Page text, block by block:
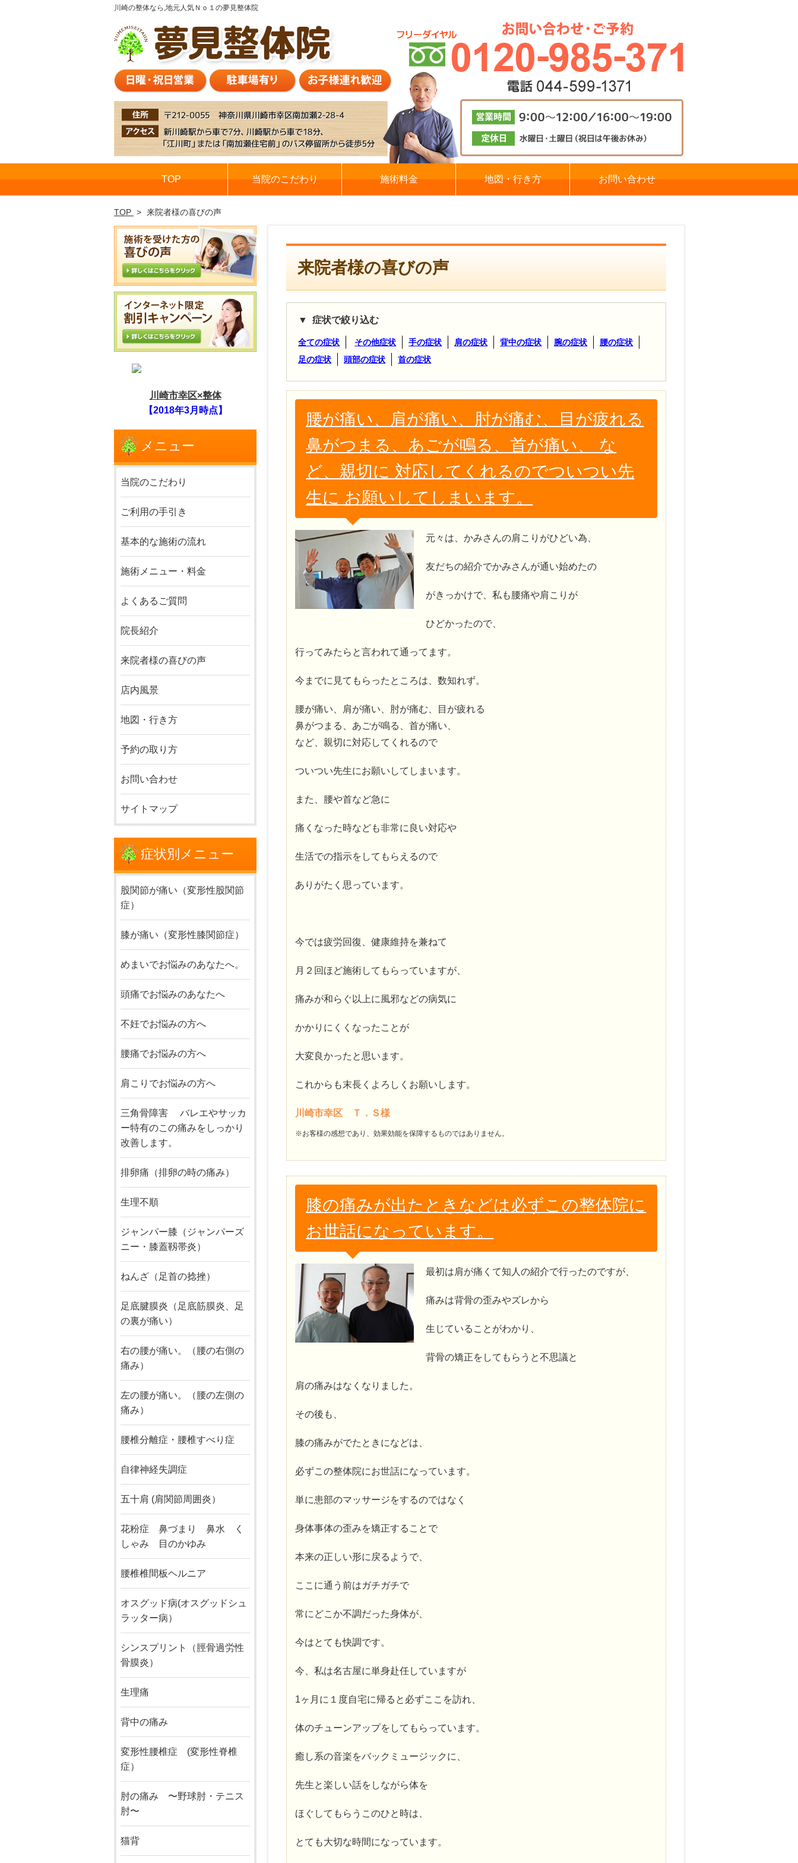
川崎の整体なら,地元人気Ｎｏ１の夢見整体院
TOP 当院のこだわり 施術料金 地図・行き方 お問い合わせ
TOP 来院者様の喜びの声
来院者様の喜びの声
症状で絞り込む
全ての症状 その他症状 手の症状 肩の症状 背中の症状 腕の症状
腰の症状
足の症状
頭部の症状 首の症状
腰が痛い、肩が痛い、肘が痛む、目が疲れる
鼻がつまる、あごが鳴る、首が痛い、 な
ど、親切に 対応してくれるのでついつい先
生に お願いしてしまいます。
元々は、かみさんの肩こりがひどい為、
友だちの紹介でかみさんが通い始めたの
がきっかけで、私も腰痛や肩こりが
ひどかったので、
行ってみたらと言われて通ってます。
今までに見てもらったところは、数知れず。
腰が痛い、肩が痛い、肘が痛む、目が疲れる
鼻がつまる、あごが鳴る、首が痛い、
など、親切に対応してくれるので
ついつい先生にお願いしてしまいます。
また、腰や首など急に
痛くなった時なども非常に良い対応や
生活での指示をしてもらえるので
ありがたく思っています。
今では疲労回復、健康維持を兼ねて
月２回ほど施術してもらっていますが、
痛みが和らぐ以上に風邪などの病気に
かかりにくくなったことが
大変良かったと思います。
これからも末長くよろしくお願いします。
川崎市幸区 Ｔ．Ｓ様
※お客様の感想であり、効果効能を保障するものではありません。
膝の痛みが出たときなどは必ずこの整体院に
お世話になっています。
最初は肩が痛くて知人の紹介で行ったのですが、
痛みは背骨の歪みやズレから
生じていることがわかり、
背骨の矯正をしてもらうと不思議と
肩の痛みはなくなりました。
その後も、
膝の痛みがでたときになどは、
必ずこの整体院にお世話になっています。
単に患部のマッサージをするのではなく
身体事体の歪みを矯正することで
本来の正しい形に戻るようで、
ここに通う前はガチガチで
常にどこか不調だった身体が、
今はとても快調です。
今、私は名古屋に単身赴任していますが
1ヶ月に１度自宅に帰ると必ずここを訪れ、
体のチューンアップをしてもらっています。
癒し系の音楽をバックミュージックに、
先生と楽しい話をしながら体を
ほぐしてもらうこのひと時は、
とても大切な時間になっています。
川崎市幸区×整体
【2018年3月時点】
メニュー
当院のこだわり
ご利用の手引き
基本的な施術の流れ
施術メニュー・料金
よくあるご質問
院長紹介
来院者様の喜びの声
店内風景
地図・行き方
予約の取り方
お問い合わせ
サイトマップ
症状別メニュー
股関節が痛い（変形性股関節
症）
膝が痛い（変形性膝関節症）
めまいでお悩みのあなたへ。
頭痛でお悩みのあなたへ
不妊でお悩みの方へ
腰痛でお悩みの方へ
肩こりでお悩みの方へ
三角骨障害 バレエやサッカ
ー特有のこの痛みをしっかり
改善します。
排卵痛（排卵の時の痛み）
生理不順
ジャンパー膝（ジャンパーズ
ニー・膝蓋靱帯炎）
ねんざ（足首の捻挫）
足底腱膜炎（足底筋膜炎、足
の裏が痛い）
右の腰が痛い。（腰の右側の
痛み）
左の腰が痛い。（腰の左側の
痛み）
腰椎分離症・腰椎すべり症
自律神経失調症
五十肩 (肩関節周囲炎）
花粉症 鼻づまり 鼻水 く
しゃみ 目のかゆみ
腰椎椎間板ヘルニア
オスグッド病(オスグッドシュ
ラッター病）
シンスプリント（脛骨過労性
骨膜炎）
生理痛
背中の痛み
変形性腰椎症 (変形性脊椎
症）
肘の痛み 〜野球肘・テニス
肘〜
猫背